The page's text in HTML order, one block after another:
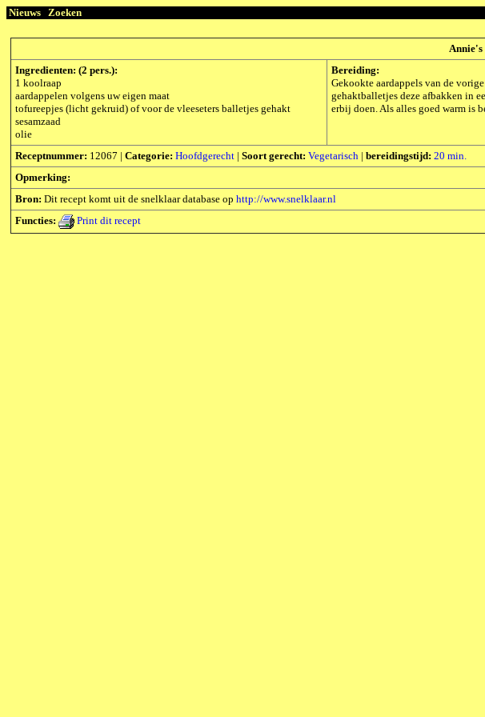
Nieuws Zoeken
Annie's
Ingredienten: (2 pers.):
1 koolraap
aardappelen volgens uw eigen maat
tofureepjes (licht gekruid) of voor de vleeseters balletjes gehakt
sesamzaad
olie
Bereiding:
Gekookte aardappels van de
gehaktballetjes deze afbakken in
erbij doen. Als alles goed warm is
Receptnummer: 12067 | Categorie: Hoofdgerecht | Soort gerecht: Vegetarisch | bereidingstijd: 20 min.
Opmerking:
Bron: Dit recept komt uit de snelklaar database op http://www.snelklaar.nl
Functies:
Print dit recept